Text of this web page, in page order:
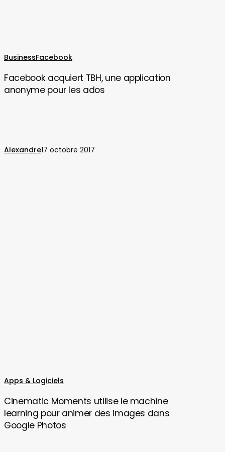
BusinessFacebookFacebook
TBH,
une
ados
Facebook acquiert TBH, une application
anonyme pour les ados
Alexandre17 octobre 2017
Apps & Logiciels
utilise
le
machine
Cinematic Moments utilise le machine
learning pour animer des images dans
Google Photos